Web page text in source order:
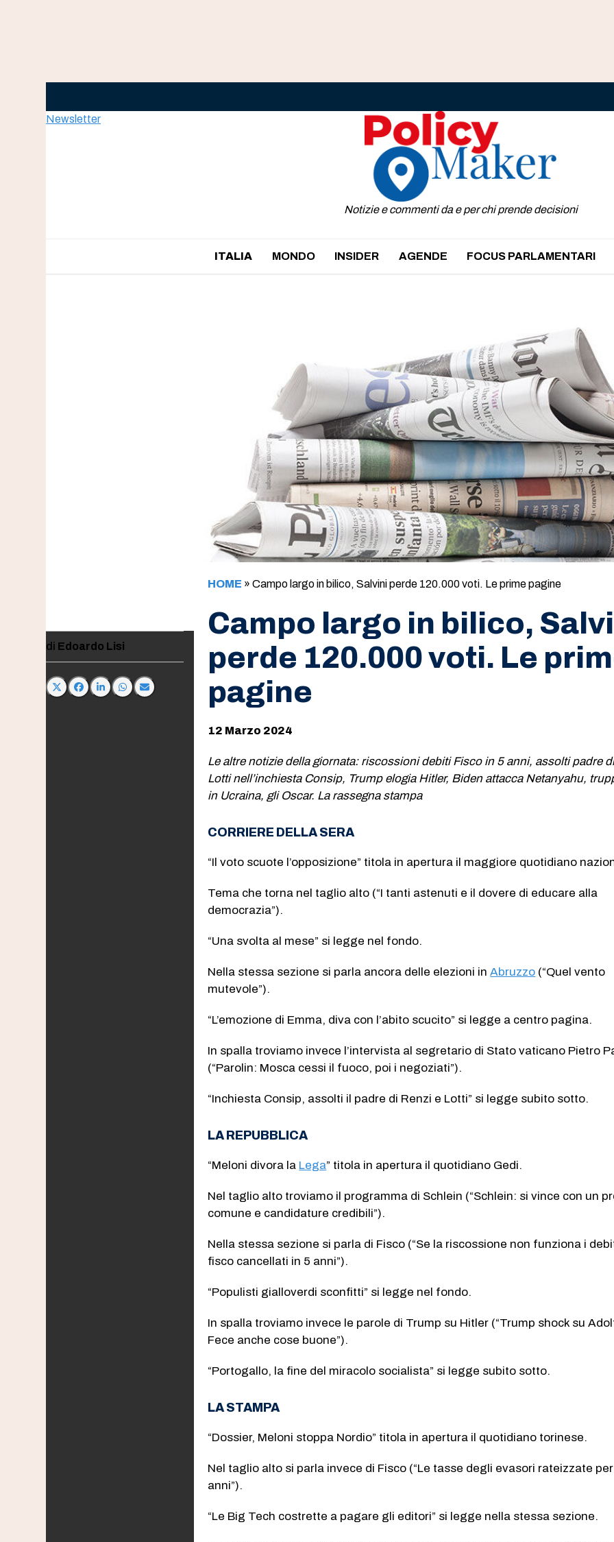
Newsletter
Notizie e commenti da e per chi prende decisioni
ITALIA MONDO INSIDER AGENDE FOCUS PARLAMENTARI
Edoardo Lisi
HOME »Campo largo in bilico, Salvini perde 120.000 voti. Le prime pagine
Campo largo in bilico,
perde 120.000 voti. Le
pagine
12 Marzo 2024
Le altre notizie della giornata: riscossioni debiti Fisco in 5 anni, assolti padre
Lotti nell’inchiesta Consip, Trump elogia Hitler, Biden attacca Netanyahu,
in Ucraina, gli Oscar. La rassegna stampa
CORRIERE DELLA SERA
“Il voto scuote l’opposizione” titola in apertura il maggiore quotidiano
Tema che torna nel taglio alto (“I tanti astenuti e il dovere di educare alla
democrazia”).
“Una svolta al mese” si legge nel fondo.
Nella stessa sezione si parla ancora delle elezioni inAbruzzo (“Quel vento
mutevole”).
“L’emozione di Emma, diva con l’abito scucito” si legge a centro pagina.
In spalla troviamo invece l’intervista al segretario di Stato vaticano Pietro
(“Parolin: Mosca cessi il fuoco, poi i negoziati”).
“Inchiesta Consip, assolti il padre di Renzi e Lotti” si legge subito sotto.
LA REPUBBLICA
“Meloni divora la Lega” titola in apertura il quotidiano Gedi.
Nel taglio alto troviamo il programma di Schlein (“Schlein: si vince con un
comune e candidature credibili”).
Nella stessa sezione si parla di Fisco (“Se la riscossione non funziona i
fisco cancellati in 5 anni”).
“Populisti gialloverdi sconfitti” si legge nel fondo.
In spalla troviamo invece le parole di Trump su Hitler (“Trump shock su
Fece anche cose buone”).
“Portogallo, la fine del miracolo socialista” si legge subito sotto.
LA STAMPA
“Dossier, Meloni stoppa Nordio” titola in apertura il quotidiano torinese.
Nel taglio alto si parla invece di Fisco (“Le tasse degli evasori rateizzate
anni”).
“Le Big Tech costrette a pagare gli editori” si legge nella stessa sezione.